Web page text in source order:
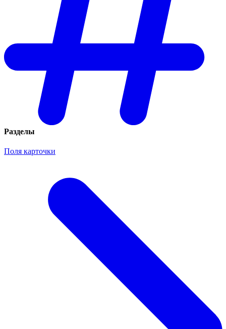
Разделы
Поля карточки